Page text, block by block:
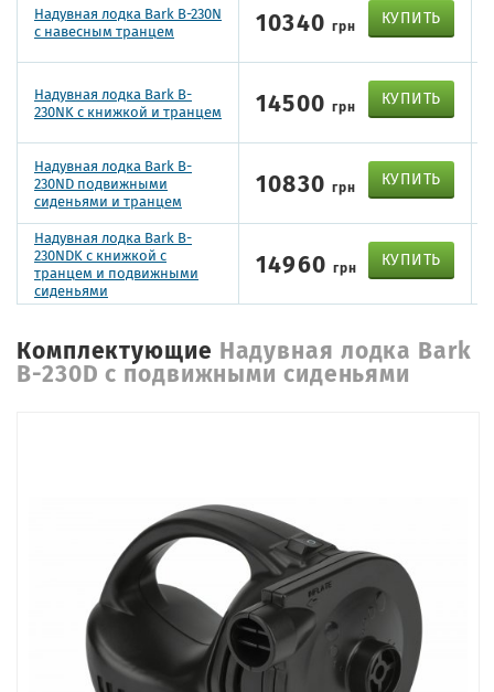
Надувная лодка Bark B-230N
с навесным транцем
10340грн КУПИТЬ
Надувная лодка Bark B-
230NK с книжкой и транцем
14500грн КУПИТЬ
Надувная лодка Bark B-
230ND подвижными
сиденьями и транцем
10830грн КУПИТЬ
Надувная лодка Bark B-
230NDK с книжкой с
транцем и подвижными
сиденьями
14960грн КУПИТЬ
Комплектующие Надувная лодка Bark
B-230D с подвижными сиденьями